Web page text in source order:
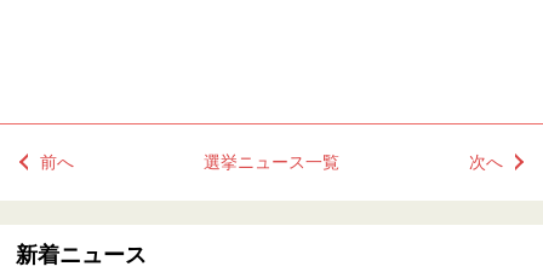
前へ 選挙ニュース一覧 次へ
新着ニュース